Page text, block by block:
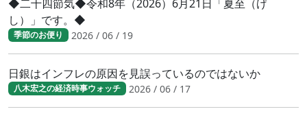
◆二十四節気◆令和8年（2026）6月21日「夏至（げ
し）」です。◆
季節のお便り 2026 / 06 / 19
日銀はインフレの原因を見誤っているのではないか
八木宏之の経済時事ウォッチ 2026 / 06 / 17